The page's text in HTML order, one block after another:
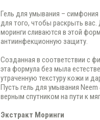
Гель для умывания –
для того, чтобы раскрыть
моринги сливаются в этой
антиинфекционную защиту.
Созданная в соответствии с
эта формула без мыла
утраченную текстуру кожи и
Пусть гель для умывания
верным спутником на пути к
Экстракт Моринги